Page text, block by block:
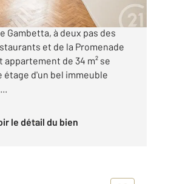
GAMBETTA Situé au cœur du
Gambetta, à deux pas des
et de la Promenade
appartement de 34 m² se
étage d'un bel immeuble
le détail du bien